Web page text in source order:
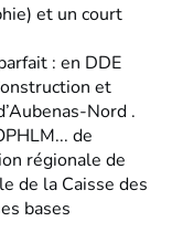
et un court
: en DDE
et
Nord .
de
régionale de
de la Caisse des
bases